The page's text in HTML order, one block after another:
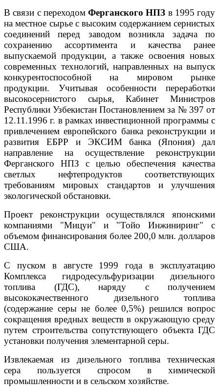
В связи с переходом Ферганского НПЗ в 1995 году
на местное сырье с высоким содержанием сернистых
соединений перед заводом возникла задача по
сохранению ассортимента и качества ранее
выпускаемой продукции, а также освоения новых
современных технологий, направленных на выпуск
конкурентоспособной на мировом рынке
продукции. Учитывая особенности перера6отки
высокосернистого сырья, Кабинет Министров
Республики Узбекистан Постановлением за № 397 от
12.11.1996 г. в рамках инвестиционной программы с
привлечением европейского банка реконструкции и
развития ЕБРР и ЭКСИМ банка (Япония) дал
направление на осуществление реконструкции
Ферганского НПЗ с целью обеспечения качества
светлых нефтепродуктов соответствующих
требованиям мировых стандартов и улучшения
экологической обстановки.
Проект реконструкции осуществлялся японскими
компаниями "Мицуи" и "Тойо Инжиниринг" с
объемом финансирования более 200,0 млн. долларов
США.
С пуском в августе 1999 года в эксплуатацию
Комплекса гидродесульфуризации дизельного
топлива (ГДС), наряду с получением
высококачественного дизельного топлива
(содержание серы не более 0,5%) решился вопрос
сокращения вредных веществ в окружающую среду
путем строительства сопутствующего объекта ГДС
установки получения элементарной серы.
Извлекаемая из дизельного топлива техническая
сера пользуется спросом в химической
промышленности и в сельском хозяйстве.